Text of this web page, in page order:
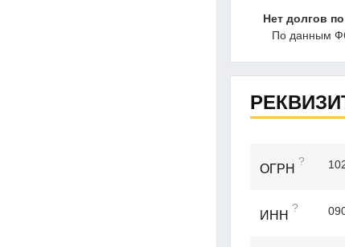
Нет долгов
По данным
ОГРН
?
ИНН
?